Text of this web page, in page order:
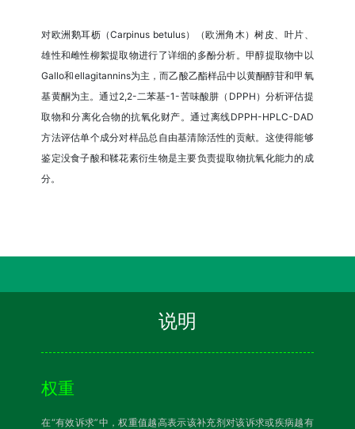
对欧洲鹅耳枥（Carpinus betulus）（欧洲角木）树皮、叶片、
雄性和雌性柳絮提取物进行了详细的多酚分析。甲醇提取物中以
Gallo和ellagitannins为主，而乙酸乙酯样品中以黄酮醇苷和甲氧
基黄酮为主。通过2,2-二苯基-1-苦味酸肼（DPPH）分析评估提
取物和分离化合物的抗氧化财产。通过离线DPPH-HPLC-DAD
方法评估单个成分对样品总自由基清除活性的贡献。这使得能够
鉴定没食子酸和鞣花素衍生物是主要负责提取物抗氧化能力的成
分。
说明
权重
在“有效诉求”中，权重值越高表示该补充剂对该诉求或疾病越有